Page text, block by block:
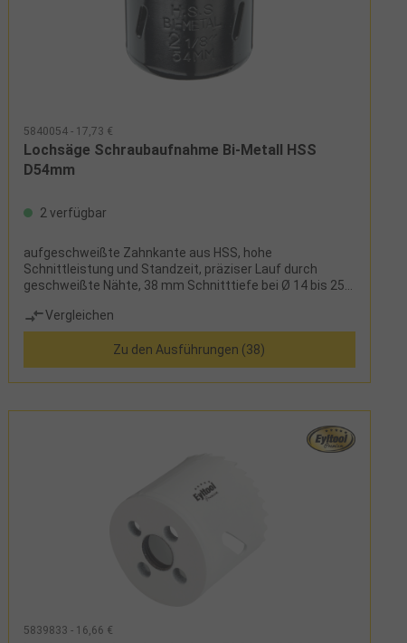
5840054 - 17,73 €
Lochsäge Schraubaufnahme Bi-Metall HSS
D54mm
2 verfügbar
aufgeschweißte Zahnkante aus HSS, hohe
Schnittleistung und Standzeit, präziser Lauf durch
geschweißte Nähte, 38 mm Schnitttiefe bei Ø 14 bis 25
Schnitttiefe bei Ø 50 bis 152 mm
Vergleichen
Zu den Ausführungen (38)
5839833 - 16,66 €